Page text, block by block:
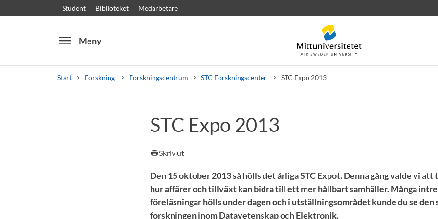
Student Biblioteket Medarbetare
menu Meny
Start Forskning Forskningscentrum STC Forskningscenter STC Expo 2013
KursplanerVälkomstbrev Personal Lediga jobb
STC Expo 2013
printSkriv ut
Den 15 oktober 2013 så hölls det årliga STC Expot. Denna gång valde vi
hur affärer och tillväxt kan bidra till ett mer hållbart samhäller. Många
föreläsningar hölls under dagen och i utställningsområdet kunde du se den
forskningen inom Datavetenskap och Elektronik.